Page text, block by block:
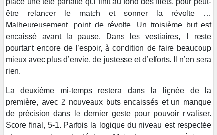
place une tête parfaite qui finit au fond des filets, pour peut-
être relancer le match et sonner la révolte …
Malheureusement, point de révolte. Un troisième but est
encaissé avant la pause. Dans les vestiaires, il reste
pourtant encore de l’espoir, à condition de faire beaucoup
mieux avec plus d’envie, de justesse et d’efforts. Il n’en sera
rien.
La deuxième mi-temps restera dans la lignée de la
première, avec 2 nouveaux buts encaissés et un manque
de précision dans le dernier geste pour pouvoir rivaliser.
Score final, 5-1. Parfois la logique du niveau est respectée